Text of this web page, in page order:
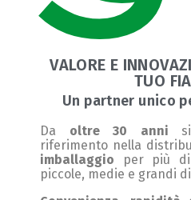
VALORE E
TUO
Un partner unico
Da oltre 30 anni
riferimento nella
imballaggio per più di
piccole, medie e grandi